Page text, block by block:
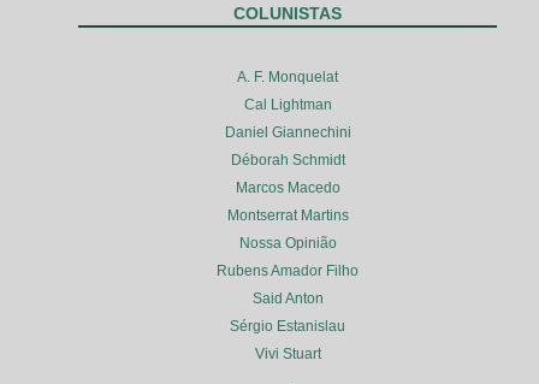
COLUNISTAS
A. F. Monquelat
Cal Lightman
Daniel Giannechini
Déborah Schmidt
Marcos Macedo
Montserrat Martins
Nossa Opinião
Rubens Amador Filho
Said Anton
Sérgio Estanislau
Vivi Stuart